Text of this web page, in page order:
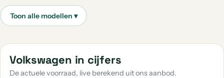
aantal: 66
Volkswagen Caddy
Volkswagen Up
aantal: 30
Volkswagen Caddy Maxi
aantal: 22
Volkswagen in cijfers
De actuele voorraad, live berekend uit ons aanbod.